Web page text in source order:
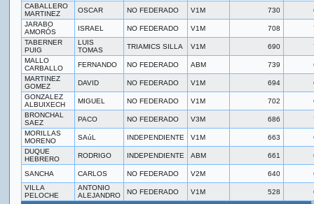
CABALLERO
MARTINEZ
OSCAR NO FEDERADO V1M 730
JARABO
AMORÓS
ISRAEL NO FEDERADO V1M 708
TABERNER
PUIG
LUIS
TOMAS
TRIAMICS SILLA V1M 690
MALLO
CARBALLO
FERNANDO NO FEDERADO ABM 739
MARTINEZ
GOMEZ
DAVID NO FEDERADO V1M 694
GONZALEZ
ALBUIXECH
MIGUEL NO FEDERADO V1M 702
BRONCHAL
SAEZ
PACO NO FEDERADO V3M 686
MORILLAS
MORENO
SAúL INDEPENDIENTE V1M 663
DUQUE
HEBRERO
RODRIGO INDEPENDIENTE ABM 661
SANCHA CARLOS NO FEDERADO V2M 640
VILLA
PELOCHE
ANTONIO
ALEJANDRO
NO FEDERADO V1M 528